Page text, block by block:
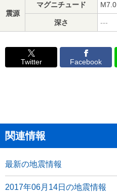
震源
マグニチュード M7.0
深さ ---
Twitter Facebook
関連情報
最新の地震情報
2017年06月14日の地震情報